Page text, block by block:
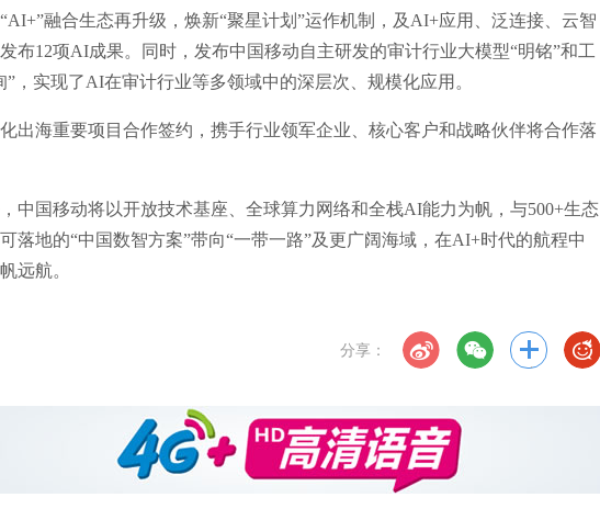
融合生态再升级，焕新“聚星计划”运作机制，及AI+应用、泛连接、云智
布12项AI成果。同时，发布中国移动自主研发的审计行业大模型“明铭”和工
，实现了AI在审计行业等多领域中的深层次、规模化应用。
出海重要项目合作签约，携手行业领军企业、核心客户和战略伙伴将合作落
中国移动将以开放技术基座、全球算力网络和全栈AI能力为帆，与500+生态
落地的“中国数智方案”带向“一带一路”及更广阔海域，在AI+时代的航程中
远航。
分享：